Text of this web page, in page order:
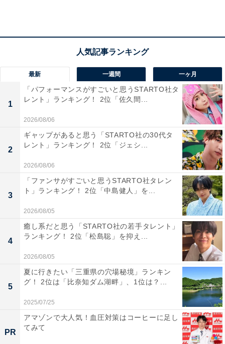
2位：観光入込客数が県内トップの「出雲市」
県の中東部に位置する「出雲市」。出雲大社をはじめと
する歴史・文化遺産や自然資源が豊富なため、観光客が
多く訪れる街です。また、市内には大型商業施設や高度
医療機関などが複数あるほか、空の玄関口である出雲縁
結び空港がある点も魅力の1つ。安心・便利な環境が整
っています。
最新 一週間 一ヶ月
1
「パフォーマンスがすごいと思うSTARTO社タ
レント」ランキング！ 2位「佐久間...
2026/08/06
2
ギャップがあると思う「STARTO社の30代タ
レント」ランキング！ 2位「ジェシ...
2026/08/06
3
「ファンサがすごいと思うSTARTO社タレン
ト」ランキング！ 2位「中島健人」を...
2026/08/05
4
癒し系だと思う「STARTO社の若手タレント」
ランキング！ 2位「松島聡」を抑え...
2026/08/05
5
夏に行きたい「三重県の穴場秘境」ランキン
グ！ 2位は「比奈知ダム湖畔」、1位は？...
2025/07/25
PR
アマゾンで大人気！血圧対策はコーヒーに足し
てみて